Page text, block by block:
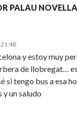
PALAU NOVELLA
21:48
y estoy muy
de llobregat…
si tengo bus a esa
un saludo